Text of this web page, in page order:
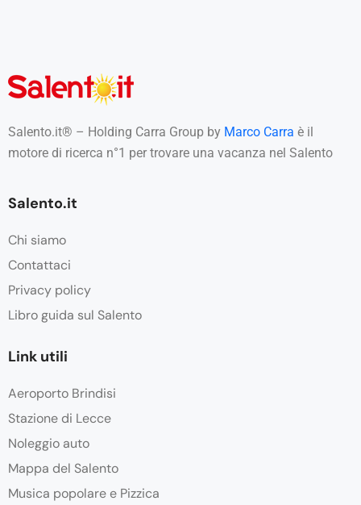
Salento.it® – Holding Carra Group by Marco Carra è il
motore di ricerca n°1 per trovare una vacanza nel Salento
Salento.it
Chi siamo
Contattaci
Privacy policy
Libro guida sul Salento
Link utili
Aeroporto Brindisi
Stazione di Lecce
Noleggio auto
Mappa del Salento
Musica popolare e Pizzica